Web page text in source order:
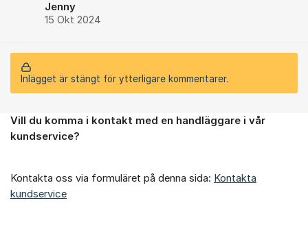
Jenny
15 Okt 2024
Inlägget är stängt för ytterligare kommentarer.
Om forumet
Vill du komma i kontakt med en handläggare i vår
kundservice?
Kontakta oss via formuläret på denna sida: Kontakta
kundservice